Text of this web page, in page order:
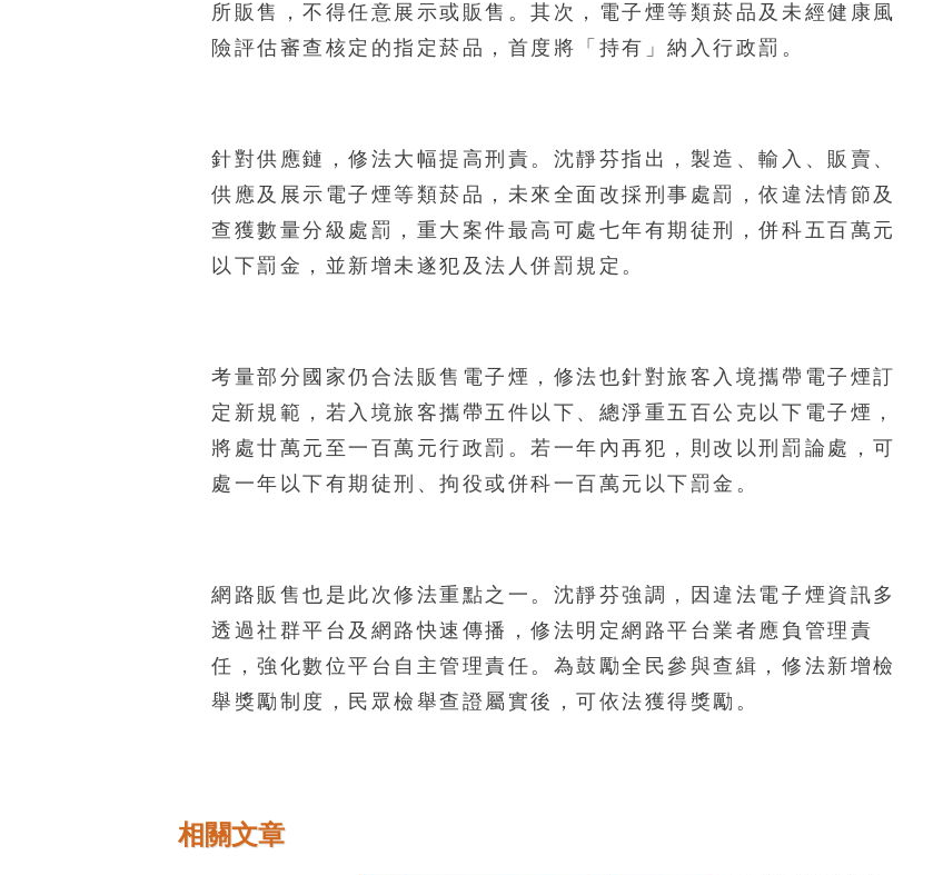
所販售，不得任意展示或販售。其次，電子煙等類菸品及未經健康風
險評估審查核定的指定菸品，首度將「持有」納入行政罰。
針對供應鏈，修法大幅提高刑責。沈靜芬指出，製造、輸入、販賣、
供應及展示電子煙等類菸品，未來全面改採刑事處罰，依違法情節及
查獲數量分級處罰，重大案件最高可處七年有期徒刑，併科五百萬元
以下罰金，並新增未遂犯及法人併罰規定。
考量部分國家仍合法販售電子煙，修法也針對旅客入境攜帶電子煙訂
定新規範，若入境旅客攜帶五件以下、總淨重五百公克以下電子煙，
將處廿萬元至一百萬元行政罰。若一年內再犯，則改以刑罰論處，可
處一年以下有期徒刑、拘役或併科一百萬元以下罰金。
網路販售也是此次修法重點之一。沈靜芬強調，因違法電子煙資訊多
透過社群平台及網路快速傳播，修法明定網路平台業者應負管理責
任，強化數位平台自主管理責任。為鼓勵全民參與查緝，修法新增檢
舉獎勵制度，民眾檢舉查證屬實後，可依法獲得獎勵。
相關文章